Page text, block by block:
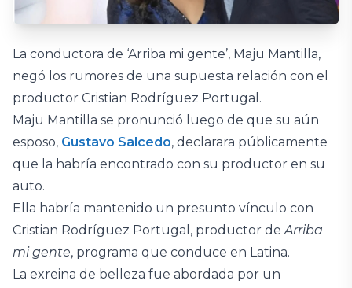
La conductora de ‘Arriba mi gente’, Maju Mantilla,
negó los rumores de una supuesta relación con el
productor Cristian Rodríguez Portugal.
Maju Mantilla se pronunció luego de que su aún
esposo, Gustavo Salcedo, declarara públicamente
que la habría encontrado con su productor en su
auto.
Ella habría mantenido un presunto vínculo con
Cristian Rodríguez Portugal, productor deArriba
mi gente, programa que conduce en Latina.
La exreina de belleza fue abordada por un